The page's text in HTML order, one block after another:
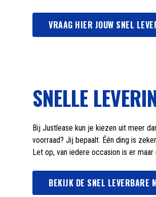
VRAAG HIER JOUW SNEL
SNELLE
Bij Justlease kun je kiezen uit meer
voorraad? Jij bepaalt. Één ding is
Let op, van iedere occasion is er
BEKIJK DE SNEL LEVERBARE